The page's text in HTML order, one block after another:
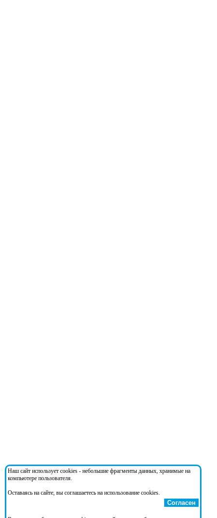
Наш сайт использует cookies - небольшие фрагменты данных, хранимые на
компьютере пользователя.
Оставаясь на сайте, вы соглашаетесь на использование cookies.
Согласен